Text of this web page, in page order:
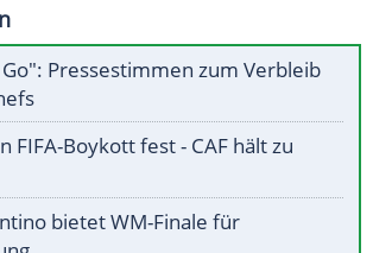
Pressestimmen zum Verbleib
FIFA-Boykott fest - CAF hält zu
bietet WM-Finale für